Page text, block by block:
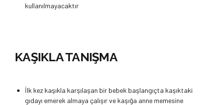
kullanılmayacaktır
KAŞIKLA TANIŞMA
İlk kez kaşıkla karşılaşan bir bebek başlangıçta kaşıktaki
gıdayı emerek almaya çalışır ve kaşığa anne memesine